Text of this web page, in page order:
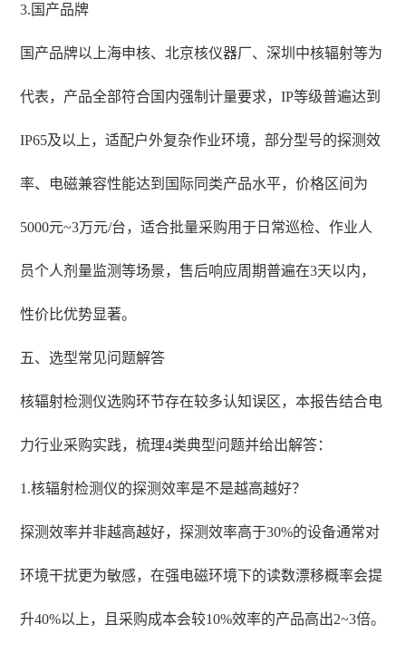
3.国产品牌
国产品牌以上海申核、北京核仪器厂、深圳中核辐射等为
代表，产品全部符合国内强制计量要求，IP等级普遍达到
IP65及以上，适配户外复杂作业环境，部分型号的探测效
率、电磁兼容性能达到国际同类产品水平，价格区间为
5000元~3万元/台，适合批量采购用于日常巡检、作业人
员个人剂量监测等场景，售后响应周期普遍在3天以内，
性价比优势显著。
五、选型常见问题解答
核辐射检测仪选购环节存在较多认知误区，本报告结合电
力行业采购实践，梳理4类典型问题并给出解答：
1.核辐射检测仪的探测效率是不是越高越好？
探测效率并非越高越好，探测效率高于30%的设备通常对
环境干扰更为敏感，在强电磁环境下的读数漂移概率会提
升40%以上，且采购成本会较10%效率的产品高出2~3倍。